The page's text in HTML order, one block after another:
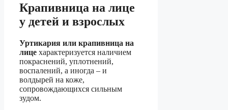
Крапивница на лице
у детей и взрослых
Уртикария или крапивница на
лице характеризуется наличием
покраснений, уплотнений,
воспалений, а иногда – и
волдырей на коже,
сопровождающихся сильным
зудом.